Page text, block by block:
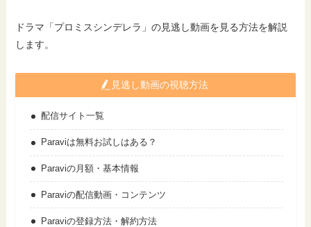
ドラマ「プロミスシンデレラ」の見逃し動画を見る方法を解説
します。
見逃し動画の視聴方法
配信サイト一覧
Paraviは無料お試しはある？
Paraviの月額・基本情報
Paraviの配信動画・コンテンツ
Paraviの登録方法・解約方法